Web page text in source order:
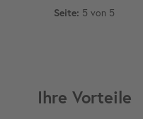
Seite: 5 von 5
Ihre Vorteile